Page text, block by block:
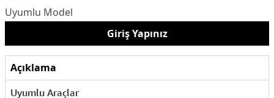
Giriş Yapınız
Açıklama
Uyumlu Araçlar